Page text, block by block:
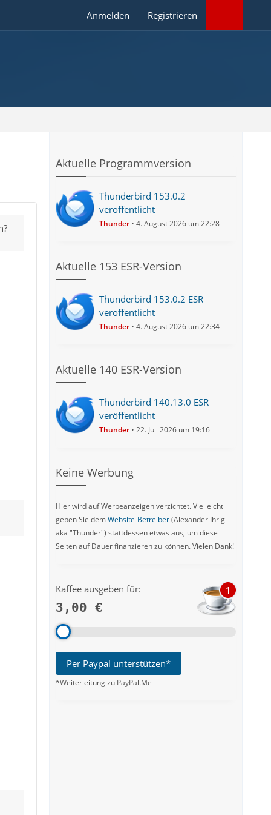
Anmelden Registrieren
Aktuelle Programmversion
Thunderbird 153.0.2
veröffentlicht
Thunder 4. August 2026 um 22:28
Aktuelle 153 ESR-Version
Thunderbird 153.0.2 ESR
veröffentlicht
Thunder 4. August 2026 um 22:34
Aktuelle 140 ESR-Version
Thunderbird 140.13.0 ESR
veröffentlicht
Thunder 22. Juli 2026 um 19:16
Keine Werbung
Hier wird auf Werbeanzeigen verzichtet. Vielleicht
geben Sie demWebsite-Betreiber(Alexander Ihrig -
aka "Thunder") stattdessen etwas aus, um diese
Seiten auf Dauer finanzieren zu können. Vielen Dank!
Kaffee ausgeben für:
3,00 €
1
Per Paypal unterstützen*
*Weiterleitung zu PayPal.Me